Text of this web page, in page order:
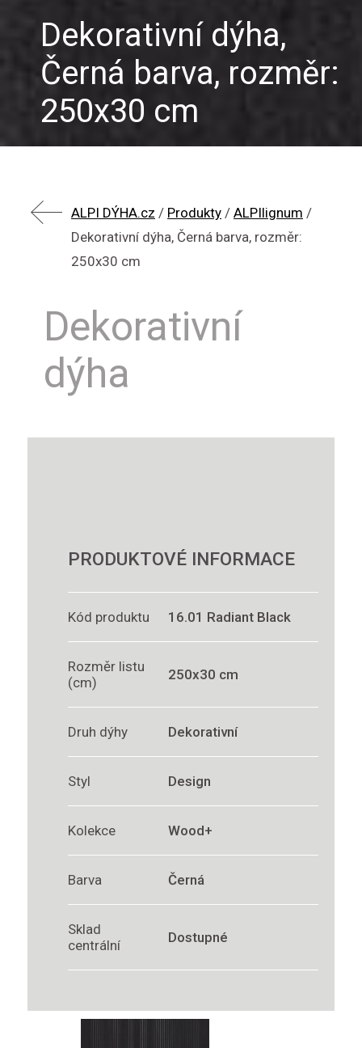
Dekorativní dýha,
Černá barva, rozměr:
250x30 cm
ALPI DÝHA.cz / Produkty / ALPIlignum /
Dekorativní dýha, Černá barva, rozměr:
250x30 cm
Dekorativní
dýha
PRODUKTOVÉ INFORMACE
Kód produktu 16.01 Radiant Black
Rozměr listu
(cm)
250x30 cm
Druh dýhy Dekorativní
Styl Design
Kolekce Wood+
Barva Černá
Sklad
centrální
Dostupné